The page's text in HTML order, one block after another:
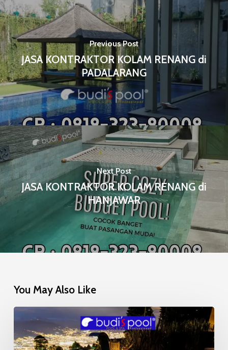
Previous Post
JASA KONTRAKTOR KOLAM RENANG di
PADALARANG
Next Post
JASA KONTRAKTOR KOLAM RENANG di
HANJAWAR
You May Also Like
Mosaic
Glow
in